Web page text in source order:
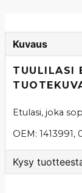
Kuvaus
TUULILASI
Etulasi, joka
OEM: 1413991,
Kysy